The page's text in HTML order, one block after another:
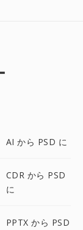
AI から PSD に
CDR から PSD
に
PPTX から PSD